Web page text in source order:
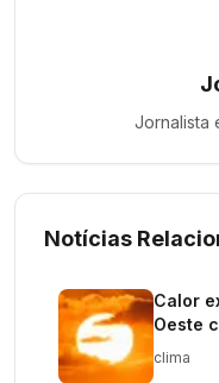
Jornalista
Notícias
Calor
Oeste
clima